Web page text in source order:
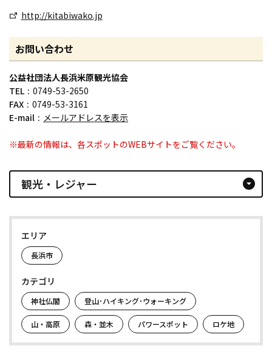
http://kitabiwako.jp
お問い合わせ
公益社団法人長浜米原観光協会
TEL
0749-53-2650
FAX
0749-53-3161
E-mail
メールアドレスを表示
※最新の情報は、各スポットのWEBサイトをご覧ください。
観光・レジャー arrow_drop_down_circle
エリア
長浜市
カテゴリ
神社仏閣 登山･ハイキング･ウォーキング
山・高原 森・並木 パワースポット ロケ地